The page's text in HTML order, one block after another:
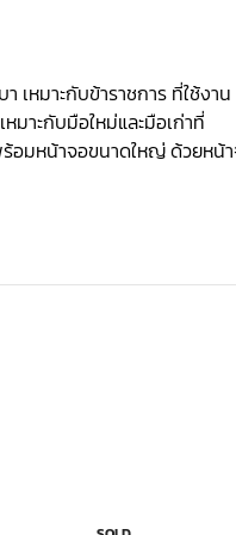
เหมาะกับข้าราชการ ที่ใช้งาน
มาะกับมือใหม่และมือเก่าที่
อมหน้าจอขนาดใหญ่ ด้วยหน้